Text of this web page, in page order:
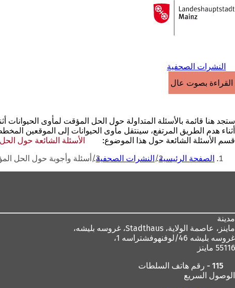
الانتقال إلى المحتوى
إلى
الصفحة
النشرات الصحفية
القراءة بصوت عالٍ
ستجد هنا قائمة بالأسئلة المتداولة حول الحل المؤقت لمأوى الحيوانات
أثناء هدم الطريق المرتفع، سينتقل مأوى الحيوانات إلى الموقعين
قسم الأسئلة الشائعة حول هذا الموضوع:
الأسئلة الشائعة حول
أنت
الصفحة الرئيسية النشرات الصحفية أسئلة وأجوبة حول الحل
مدينة
ماينز، عاصمة الولاية،
غروسه بليشه 46/لوفنهوفشتراسه 1،
55116 ماينز
115 - رقم هاتف السلطات
الوصول السريع